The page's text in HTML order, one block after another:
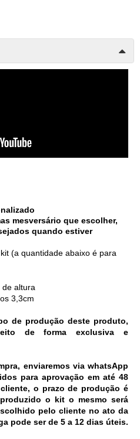
mesversário que escolher,
quando estiver
(a quantidade abaixo é para
de altura
3,3cm
de produção deste produto,
de forma exclusiva e
enviaremos via whatsApp
para aprovação em até 48
o prazo de produção é
o kit o mesmo será
pelo cliente no ato da